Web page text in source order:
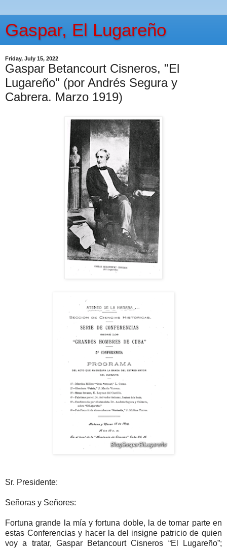
Gaspar, El Lugareño
Friday, July 15, 2022
Gaspar Betancourt Cisneros, "El
Lugareño" (por Andrés Segura y
Cabrera. Marzo 1919)
Sr. Presidente:
Señoras y Señores:
Fortuna grande la mía y fortuna doble, la de tomar parte en
estas Conferencias y hacer la del insigne patricio de quien
voy a tratar, Gaspar Betancourt Cisneros “El Lugareño”;